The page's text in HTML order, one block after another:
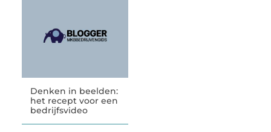
Denken in beelden:
het recept voor een
bedrijfsvideo